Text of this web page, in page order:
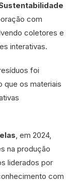
com
coletores e
interativas.
foi
que os materiais
, em 2024,
na produção
liderados por
com